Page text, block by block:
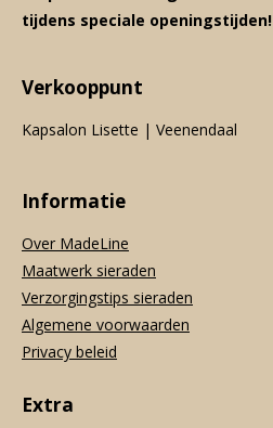
tijdens speciale openingstijden!
Verkooppunt
Kapsalon Lisette | Veenendaal
Informatie
Over MadeLine
Maatwerk sieraden
Verzorgingstips sieraden
Algemene voorwaarden
Privacy beleid
Extra